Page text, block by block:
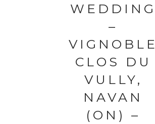
WEDDING
–
VIGNOBLE
CLOS DU
VULLY,
NAVAN
(ON) –